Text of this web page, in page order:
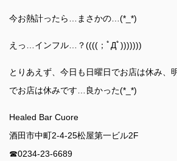
今お熱計ったら…まさかの…(*_*)
えっ…インフル…？((((；ﾟДﾟ)))))))
とりあえず、今日も日曜日でお店は休み、
でお店は休みです…良かった(*_*)
Healed Bar Cuore
酒田市中町2-4-25松屋第一ビル2F
☎0234-23-6689